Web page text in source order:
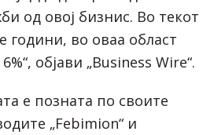
од овој бизнис. Во текот
години, во оваа област
објави „Business Wire“.
е позната по своите
„Febimion“ и